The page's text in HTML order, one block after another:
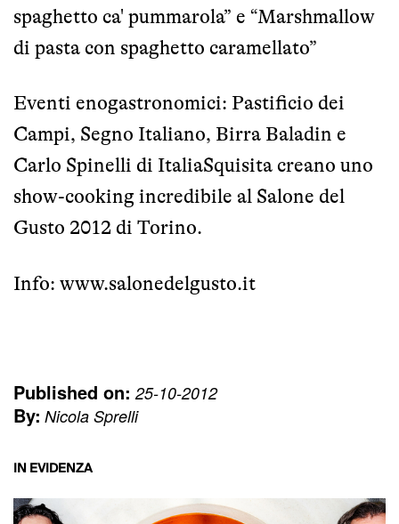
spaghetto ca' pummarola” e “Marshmallow
di pasta con spaghetto caramellato”
Eventi enogastronomici: Pastificio dei
Campi, Segno Italiano, Birra Baladin e
Carlo Spinelli di ItaliaSquisita creano uno
show-cooking incredibile al Salone del
Gusto 2012 di Torino.
Info: www.salonedelgusto.it
Published on: 25-10-2012
By: Nicola Sprelli
IN EVIDENZA